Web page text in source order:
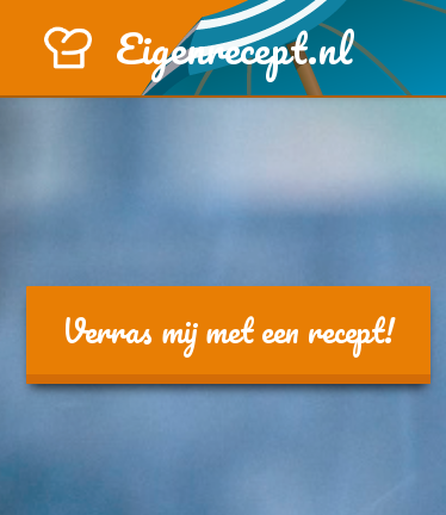
Eigenrecept.nl
Verras mij met een recept!